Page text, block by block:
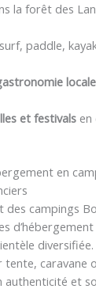
la forêt des
paddle,
locale
et festivals
en
des campings
tente, caravane
authenticité et